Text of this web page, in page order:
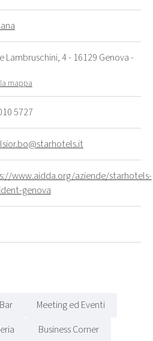
Lambruschini, 4 - 16129 Genova -
mappa
5727
www.aidda.org/aziende/starhotels-
genova
Meeting ed Eventi
Business Corner